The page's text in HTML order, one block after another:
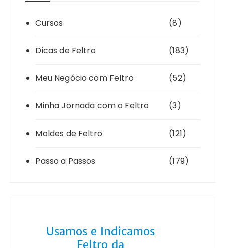
Cursos (8)
Dicas de Feltro (183)
Meu Negócio com Feltro (52)
Minha Jornada com o Feltro (3)
Moldes de Feltro (121)
Passo a Passos (179)